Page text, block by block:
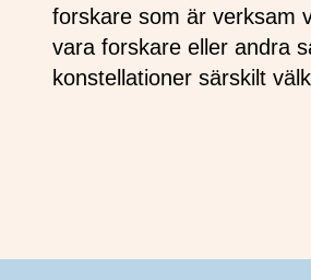
forskare som är verksam
vara forskare eller andra
konstellationer särskilt